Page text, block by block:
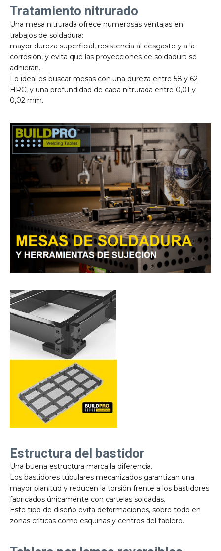
Tratamiento nitrurado
Una mesa nitrurada ofrece numerosas ventajas en
trabajos de soldadura:
mayor dureza superficial, resistencia al desgaste y a la
corrosión, y evita que las proyecciones de soldadura se
adhieran.
Lo ideal es buscar mesas con una dureza entre 58 y 62
HRC, y una profundidad de capa nitrurada entre 0,01 y
0,02 mm.
Estructura del bastidor
Una buena estructura marca la diferencia.
Los bastidores tubulares mecanizados garantizan una
mayor planitud y reducen la torsión frente a los bastidores
fabricados únicamente con cartelas soldadas.
Este tipo de diseño evita deformaciones, sobre todo en
zonas críticas como esquinas y centros del tablero.